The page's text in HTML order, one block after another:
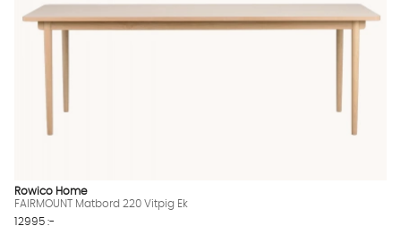
Rowico Home
FAIRMOUNT Matbord 220 Vitpig Ek
12995 :-